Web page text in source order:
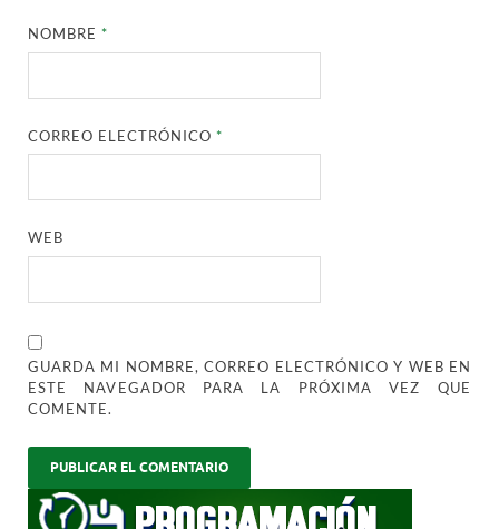
NOMBRE*
CORREO ELECTRÓNICO*
WEB
GUARDA MI NOMBRE, CORREO ELECTRÓNICO Y WEB EN
ESTE NAVEGADOR PARA LA PRÓXIMA VEZ QUE
COMENTE.